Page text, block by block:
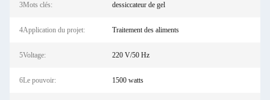
3Mots clés: dessiccateur de gel
4Application du projet: Traitement des aliments
5Voltage: 220 V/50 Hz
6Le pouvoir: 1500 watts